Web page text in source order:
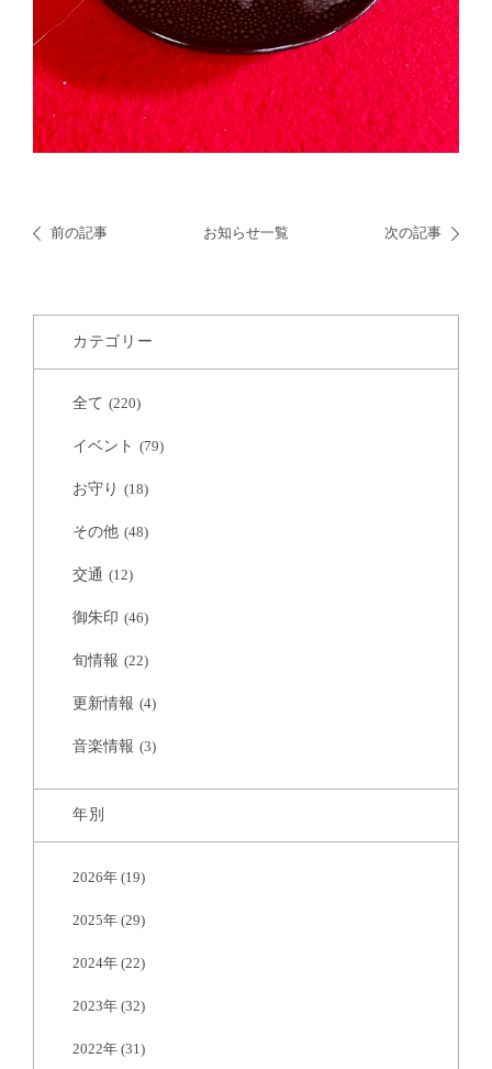
前の記事 お知らせ一覧 次の記事
カテゴリー
全て (220)
イベント (79)
お守り (18)
その他 (48)
交通 (12)
御朱印 (46)
旬情報 (22)
更新情報 (4)
音楽情報 (3)
年別
2026年 (19)
2025年 (29)
2024年 (22)
2023年 (32)
2022年 (31)